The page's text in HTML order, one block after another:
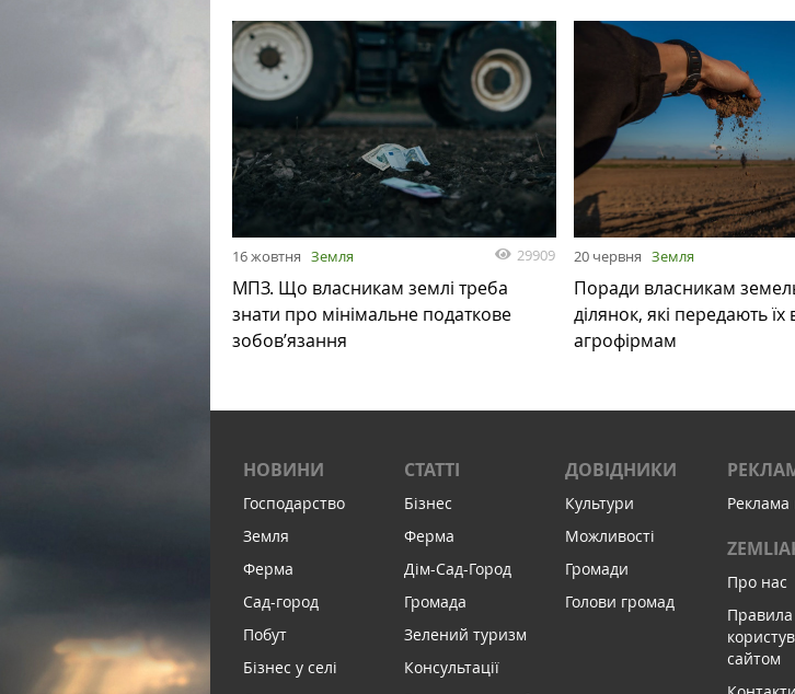
16 жовтня Земля 29909
МПЗ. Що власникам землі треба
знати про мінімальне податкове
зобов’язання
20 червня Земля
Поради власникам
ділянок, які передають
агрофірмам
НОВИНИ
Господарство
Земля
Ферма
Сад-город
Побут
Бізнес у селі
СТАТТІ
Бізнес
Ферма
Дім-Сад-Город
Громада
Зелений туризм
Консультації
ДОВІДНИКИ
Культури
Можливості
Громади
Голови громад
Реклама
Про нас
Правила
сайтом